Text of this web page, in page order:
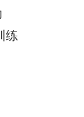
练